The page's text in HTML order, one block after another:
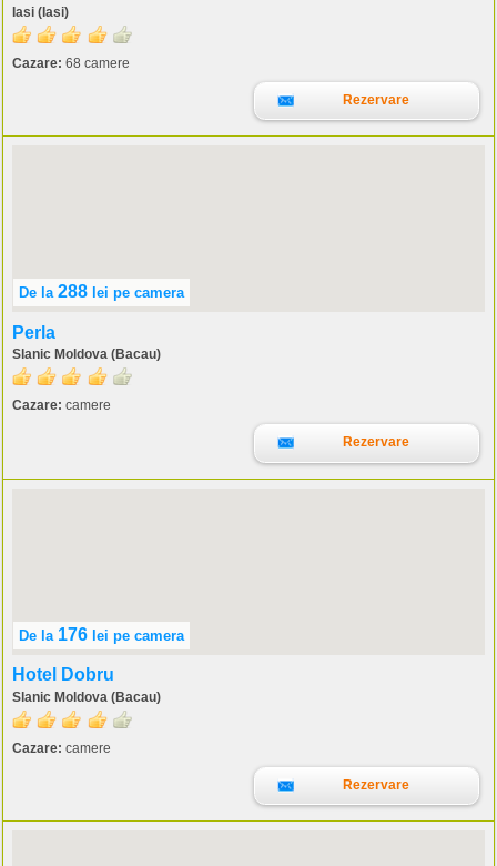
Iasi (Iasi)
Cazare: 68 camere
Rezervare
De la 288 lei pe camera
Perla
Slanic Moldova (Bacau)
Cazare: camere
Rezervare
De la 176 lei pe camera
Hotel Dobru
Slanic Moldova (Bacau)
Cazare: camere
Rezervare